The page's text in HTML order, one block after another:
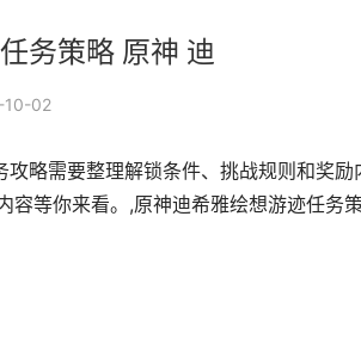
务策略 原神 迪
10-02
略需要整理解锁条件、挑战规则和奖
容等你来看。,原神迪希雅绘想游迹任务